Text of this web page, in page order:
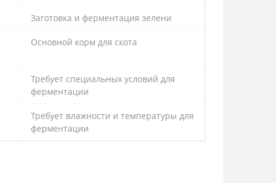
Заготовка и ферментация зелени
Основной корм для скота
Требует специальных условий для
ферментации
Требует влажности и температуры для
ферментации